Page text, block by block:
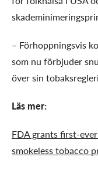
– Förhoppningsvis
som nu förbjuder
över sin
Läs mer:
FDA grants first-
smokeless tobacco